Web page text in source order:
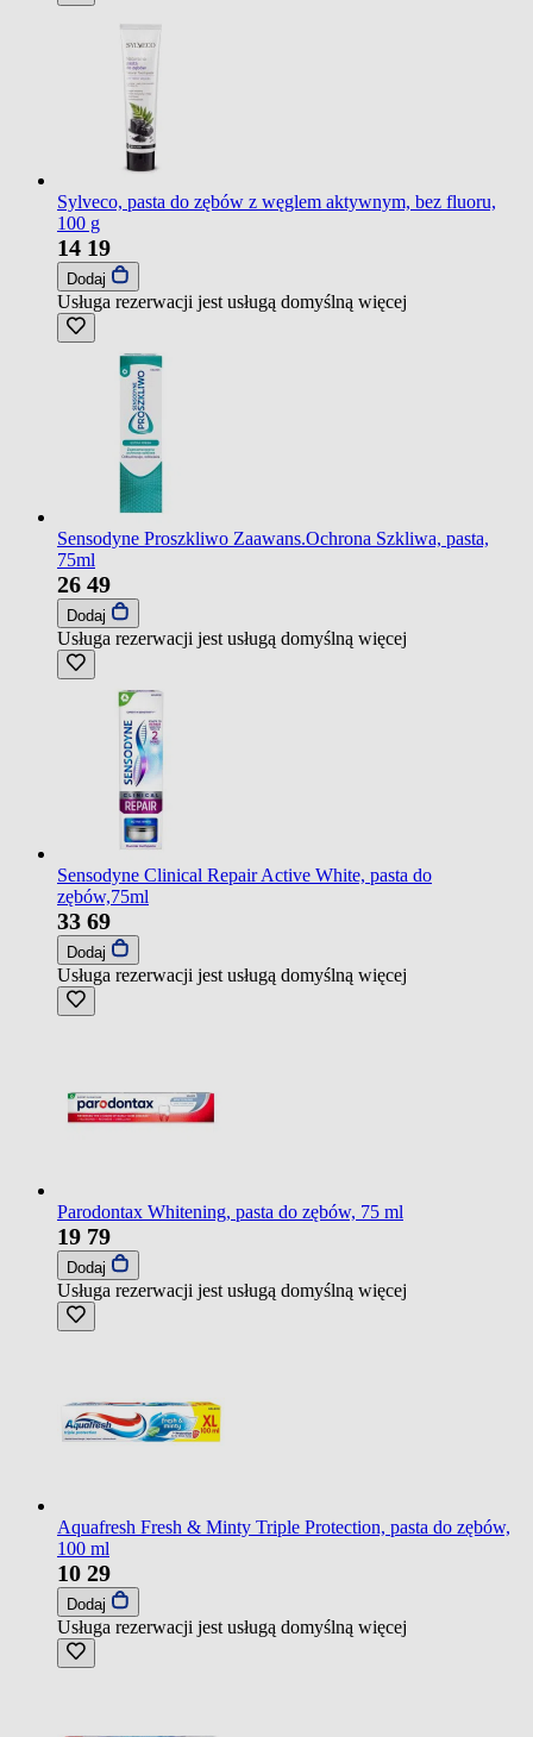
Sylveco, pasta do zębów z węglem aktywnym, bez fluoru,
100 g
14 19
Dodaj
Usługa rezerwacji jest usługą domyślną więcej
Sensodyne Proszkliwo Zaawans.Ochrona Szkliwa, pasta,
75ml
26 49
Dodaj
Usługa rezerwacji jest usługą domyślną więcej
Sensodyne Clinical Repair Active White, pasta do
zębów,75ml
33 69
Dodaj
Usługa rezerwacji jest usługą domyślną więcej
Parodontax Whitening, pasta do zębów, 75 ml
19 79
Dodaj
Usługa rezerwacji jest usługą domyślną więcej
Aquafresh Fresh & Minty Triple Protection, pasta do zębów,
100 ml
10 29
Dodaj
Usługa rezerwacji jest usługą domyślną więcej